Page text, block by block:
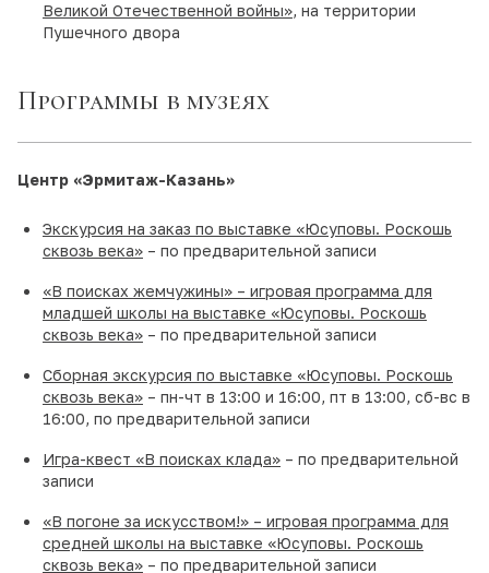
Великой Отечественной войны», на территории
Пушечного двора
Программы в музеях
Центр «Эрмитаж-Казань»
Экскурсия на заказ по выставке «Юсуповы. Роскошь
сквозь века» – по предварительной записи
«В поисках жемчужины» – игровая программа для
младшей школы на выставке «Юсуповы. Роскошь
сквозь века» – по предварительной записи
Сборная экскурсия по выставке «Юсуповы. Роскошь
сквозь века» – пн-чт в 13:00 и 16:00, пт в 13:00, сб-вс в
16:00, по предварительной записи
Игра-квест «В поисках клада» – по предварительной
записи
«В погоне за искусством!» – игровая программа для
средней школы на выставке «Юсуповы. Роскошь
сквозь века» – по предварительной записи